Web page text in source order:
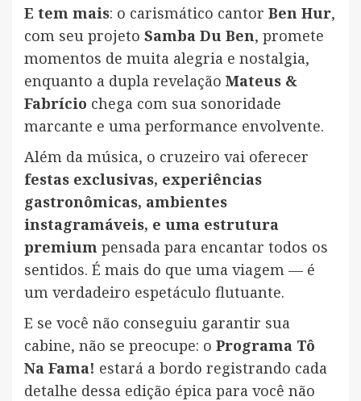
E tem mais: o carismático cantor Ben Hur,
com seu projeto Samba Du Ben, promete
momentos de muita alegria e nostalgia,
enquanto a dupla revelação Mateus &
Fabrício chega com sua sonoridade
marcante e uma performance envolvente.
Além da música, o cruzeiro vai oferecer
festas exclusivas, experiências
gastronômicas, ambientes
instagramáveis, e uma estrutura
premium pensada para encantar todos os
sentidos. É mais do que uma viagem — é
um verdadeiro espetáculo flutuante.
E se você não conseguiu garantir sua
cabine, não se preocupe: o Programa Tô
Na Fama! estará a bordo registrando cada
detalhe dessa edição épica para você não